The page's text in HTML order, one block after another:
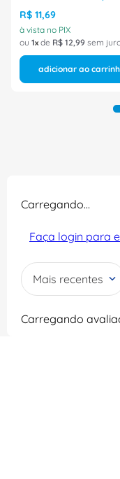
R$ 11,69
à vista no PIX
ou 1 de R$ 12,99 sem
adicionar ao
Carregando…
Faça login para
Mais recentes
Carregando